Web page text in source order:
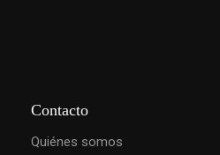
Contacto
Quiénes somos